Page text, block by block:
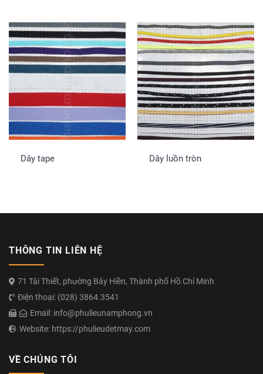
Dây tape Dây luồn tròn
THÔNG TIN LIÊN HỆ
71 Tái Thiết, phường Bảy Hiền, Thành phố Hồ Chí Minh
Điện thoại: (028) 3864.3541
Email: info@phulieunamphong.vn
Website: https://phulieudetmay.com
VỀ CHÚNG TÔI